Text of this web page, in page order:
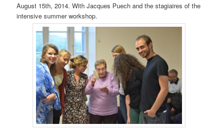
August 15th, 2014. With Jacques Puech and the stagiaires of the
intensive summer workshop.